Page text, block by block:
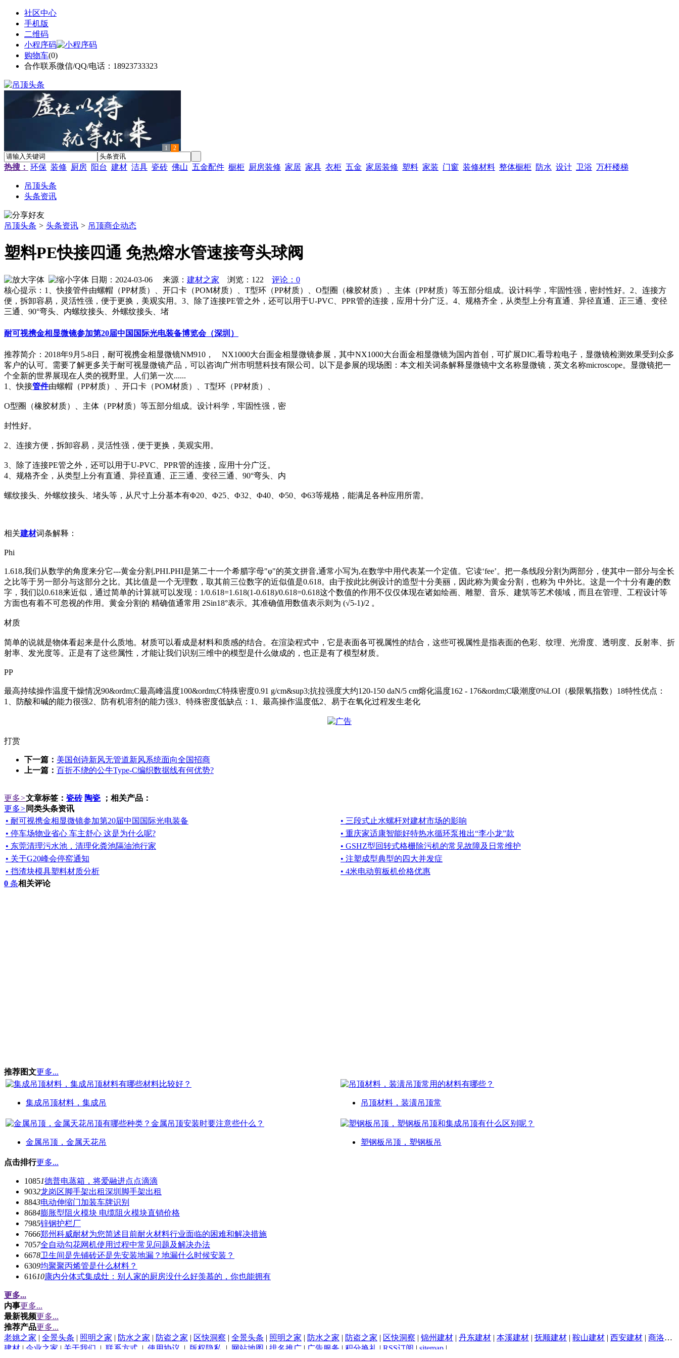
社区中心
手机版
二维码
小程序码
购物车(0)
合作联系微信/QQ/电话：18923733323
1 2
热搜： 环保 装修 厨房 阳台 建材 洁具 瓷砖 佛山 五金配件 橱柜 厨房装修 家居 家具 衣柜 五金 家居装修 塑料 家装 门窗 装修材料 整体橱柜 防水 设计 卫浴 万杆楼梯
吊顶头条
头条资讯
吊顶头条 > 头条资讯 > 吊顶商企动态
塑料PE快接四通 免热熔水管速接弯头球阀
日期：2024-03-06 来源： 建材之家 浏览： 122
评论：0
核心提示：1、快接管件由螺帽（PP材质）、开口卡（POM材质）、T型环（PP材质）、O型圈（橡胶材质）、主体（PP材质）等五部分组成。设计科学，牢固性强，密封性好。2、连接方
便，拆卸容易，灵活性强，便于更换，美观实用。3、除了连接PE管之外，还可以用于U-PVC、PPR管的连接，应用十分广泛。4、规格齐全，从类型上分有直通、异径直通、正三通、变径
三通、90°弯头、内螺纹接头、外螺纹接头、堵
耐可视携金相显微镜参加第20届中国国际光电装备博览会（深圳）
推荐简介：2018年9月5-8日，耐可视携金相显微镜NM910， NX1000大台面金相显微镜参展，其中NX1000大台面金相显微镜为国内首创，可扩展DIC,看导粒电子，显微镜检测效果受到众多
客户的认可。需要了解更多关于耐可视显微镜产品，可以咨询广州市明慧科技有限公司。以下是参展的现场图：本文相关词条解释显微镜中文名称显微镜，英文名称microscope。显微镜把一
个全新的世界展现在人类的视野里。人们第一次......
1、快接管件由螺帽（PP材质）、开口卡（POM材质）、T型环（PP材质）、
O型圈（橡胶材质）、主体（PP材质）等五部分组成。设计科学，牢固性强，密
封性好。
2、连接方便，拆卸容易，灵活性强，便于更换，美观实用。
3、除了连接PE管之外，还可以用于U-PVC、PPR管的连接，应用十分广泛。
4、规格齐全，从类型上分有直通、异径直通、正三通、变径三通、90°弯头、内
螺纹接头、外螺纹接头、堵头等，从尺寸上分基本有Φ20、Φ25、Φ32、Φ40、Φ50、Φ63等规格，能满足各种应用所需。
相关建材词条解释：
Phi
1.618,我们从数学的角度来分它---黄金分割,PHI.PHI是第二十一个希腊字母"φ"的英文拼音,通常小写为,在数学中用代表某一个定值。它读‘fee’。把一条线段分割为两部分，使其中一部分与全长
之比等于另一部分与这部分之比。其比值是一个无理数，取其前三位数字的近似值是0.618。由于按此比例设计的造型十分美丽，因此称为黄金分割，也称为 中外比。这是一个十分有趣的数
字，我们以0.618来近似，通过简单的计算就可以发现：1/0.618=1.618(1-0.618)/0.618=0.618这个数值的作用不仅仅体现在诸如绘画、雕塑、音乐、建筑等艺术领域，而且在管理、工程设计等
方面也有着不可忽视的作用。黄金分割的 精确值通常用 2Sin18°表示。其准确值用数值表示则为 (√5-1)/2 。
材质
简单的说就是物体看起来是什么质地。材质可以看成是材料和质感的结合。在渲染程式中，它是表面各可视属性的结合，这些可视属性是指表面的色彩、纹理、光滑度、透明度、反射率、折
射率、发光度等。正是有了这些属性，才能让我们识别三维中的模型是什么做成的，也正是有了模型材质。
PP
最高持续操作温度干燥情况90&ordm;C最高峰温度100&ordm;C特殊密度0.91 g/cm&sup3;抗拉强度大约120-150 daN/5 cm熔化温度162 - 176&ordm;C吸潮度0%LOI（极限氧指数）18特性优点：
1、防酸和碱的能力很强2、防有机溶剂的能力强3、特殊密度低缺点：1、最高操作温度低2、易于在氧化过程发生老化
打赏
下一篇： 美国创诗新风无管道新风系统面向全国招商
上一篇： 百折不绕的公牛Type-C编织数据线有何优势?
更多>文章标签： 瓷砖 陶瓷 ；相关产品：
更多> 同类头条资讯
• 耐可视携金相显微镜参加第20届中国国际光电装备
• 三段式止水螺杆对建材市场的影响
• 停车场物业省心 车主舒心 这是为什么呢?
• 重庆家适康智能好特热水循环泵推出“李小龙”款
• 东莞清理污水池，清理化粪池隔油池行家
• GSHZ型回转式格栅除污机的常见故障及日常维护
• 关于G20峰会停窑通知
• 注塑成型典型的四大并发症
• 挡渣块模具塑料材质分析
• 4米电动剪板机价格优惠
0 条相关评论
推荐图文更多...
集成吊顶材料，集成吊 吊顶材料，装潢吊顶常
金属吊顶，金属天花吊 塑钢板吊顶，塑钢板吊
点击排行更多...
10851德普电蒸箱，将爱融进点点滴滴
9032龙岗区脚手架出租深圳脚手架出租
8843电动伸缩门加装车牌识别
8684膨胀型阻火模块 电缆阻火模块直销价格
7985锌钢护栏厂
7666郑州科威耐材为您简述目前耐火材料行业面临的困难和解决措施
7057全自动勾花网机使用过程中常见问题及解决办法
6678卫生间是先铺砖还是先安装地漏？地漏什么时候安装？
6309均聚聚丙烯管是什么材料？
61610康内分体式集成灶：别人家的厨房没什么好羡慕的，你也能拥有
更多...
内事更多...
最新视频更多...
推荐产品更多...
老姚之家 | 全景头条 | 照明之家 | 防水之家 | 防盗之家 | 区快洞察 | 全景头条 | 照明之家 | 防水之家 | 防盗之家 | 区快洞察 | 锦州建材 | 丹东建材 | 本溪建材 | 抚顺建材 | 鞍山建材 | 西安建材 | 商洛建材
建材 | 企业之家 | 关于我们 | 联系方式 | 使用协议 | 版权隐私 | 网站地图 | 排名推广 | 广告服务 | 积分换礼 | RSS订阅 | sitemap |